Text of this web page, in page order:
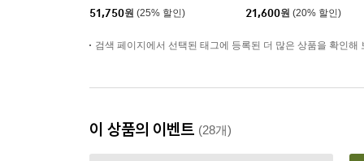
상,1인이상]
51,750원 (25% 할인)
마블런[8세이상,1인이상]
21,600원 (20% 할인)
검색 페이지에서 선택된 태그에 등록된 더 많은 상품을 확인해
이 상품의 이벤트 (28개)